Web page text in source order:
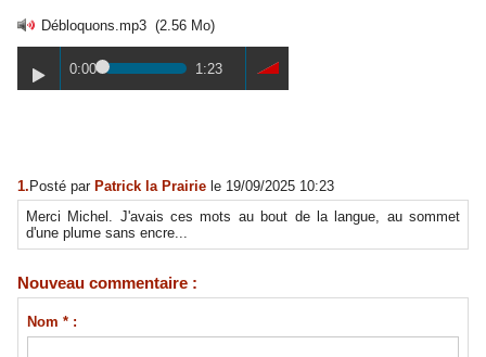
Débloquons.mp3 (2.56 Mo)
0:00 1:23
1. Posté par Patrick la Prairie le 19/09/2025 10:23
Merci Michel. J'avais ces mots au bout de la langue, au sommet
d'une plume sans encre...
Nouveau commentaire :
Nom * :